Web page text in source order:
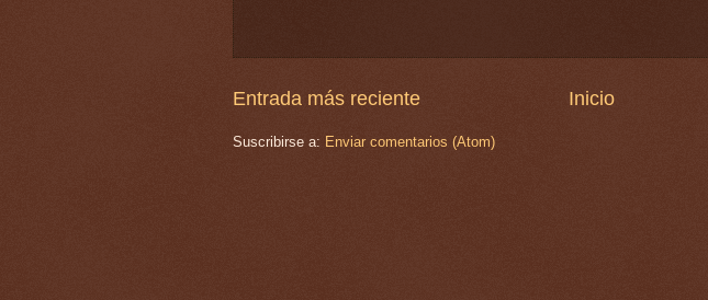
Entrada más reciente Inicio
Suscribirse a: Enviar comentarios (Atom)